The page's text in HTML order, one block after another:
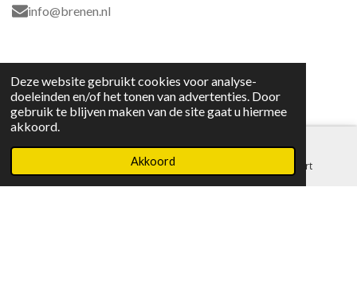
Deze website gebruikt cookies voor analyse-
doeleinden en/of het tonen van advertenties. Door
gebruik te blijven maken van de site gaat u hiermee
akkoord.
Akkoord
info@brenen.nl
Privacy - en cookieverklaring
Algemene voorwaarden
Voorwaarden verhuizingenTelefoonnummer Kaart